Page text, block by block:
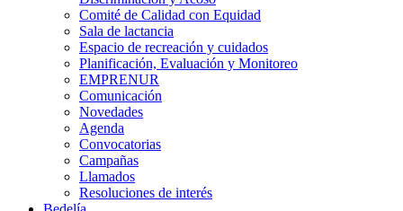
Comité de Calidad con Equidad
Sala de lactancia
Espacio de recreación y cuidados
Planificación, Evaluación y Monitoreo
EMPRENUR
Comunicación
Novedades
Agenda
Convocatorias
Campañas
Llamados
Resoluciones de interés